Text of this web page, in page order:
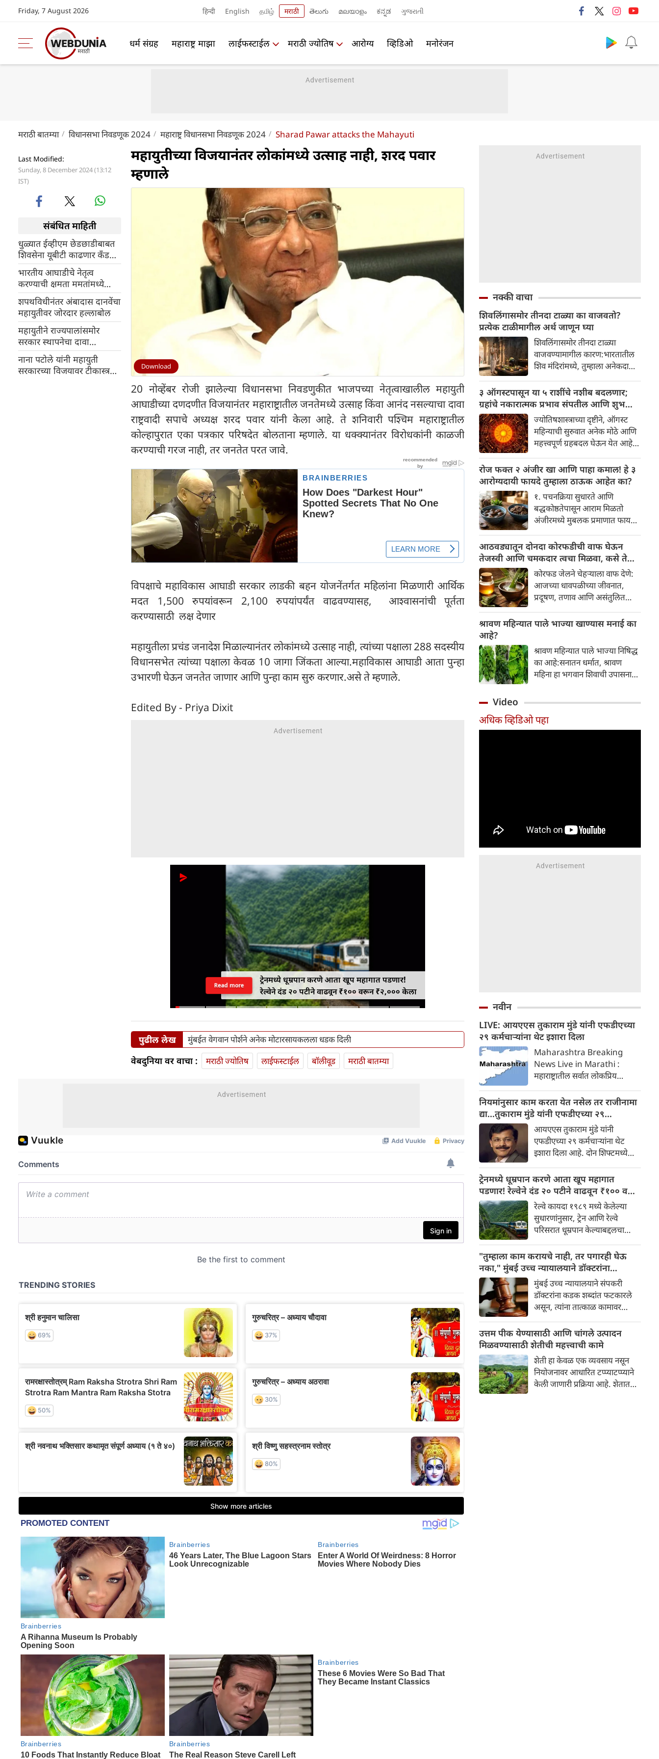
Friday, 7 August 2026 हिन्दी English தமிழ் मराठी తెలుగు മലയാളം ಕನ್ನಡ ગુજરાતી
धर्म संग्रह महाराष्ट्र माझा लाईफस्टाईल मराठी ज्योतिष आरोग्य व्हिडिओ मनोरंजन
मराठी बातम्या विधानसभा निवडणूक 2024 महाराष्ट्र विधानसभा निवडणूक 2024 Sharad Pawar attacks the Mahayuti
Last Modified:
Sunday, 8 December 2024 (13:12
IST)
संबंधित माहिती
धुळ्यात ईव्हीएम छेडछाडीबाबत
शिवसेना यूबीटी काढणार कँडल
मार्च
भारतीय आघाडीचे नेतृत्व
करण्याची क्षमता ममतांमध्ये
आहे'शरद पवारां चे विधान
शपथविधीनंतर अंबादास दानवेंचा
महायुतीवर जोरदार हल्लाबोल
महायुतीने राज्यपालांसमोर
सरकार स्थापनेचा दावा
मांडला,फडणवीस म्हणाले-
नाना पटोले यांनी महायुती
सरकारच्या विजयावर टीकास्त्र
महायुतीच्या विजयानंतर लोकांमध्ये उत्साह नाही, शरद पवार
म्हणाले
Download
20 नोव्हेंबर रोजी झालेल्या विधानसभा निवडणुकीत भाजपच्या नेतृत्वाखालील महायुती
आघाडीच्या दणदणीत विजयानंतर महाराष्ट्रातील जनतेमध्ये उत्साह किंवा आनंद नसल्याचा दावा
राष्ट्रवादी सपाचे अध्यक्ष शरद पवार यांनी केला आहे. ते शनिवारी पश्चिम महाराष्ट्रातील
कोल्हापुरात एका पत्रकार परिषदेत बोलताना म्हणाले. या धक्क्यानंतर विरोधकांनी काळजी
करण्याची गरज नाही, तर जनतेत परत जावे.
विपक्षाचे महाविकास आघाडी सरकार लाडकी बहन योजनेंतर्गत महिलांना मिळणारी आर्थिक
मदत 1,500 रुपयांवरून 2,100 रुपयांपर्यंत वाढवण्यासह, आश्वासनांची पूर्तता
करण्यासाठी लक्ष देणार
महायुतीला प्रचंड जनादेश मिळाल्यानंतर लोकांमध्ये उत्साह नाही, त्यांच्या पक्षाला 288 सदस्यीय
विधानसभेत त्यांच्या पक्षाला केवळ 10 जागा जिंकता आल्या.महाविकास आघाडी आता पुन्हा
उभारणी घेऊन जनतेत जाणार आणि पुन्हा काम सुरु करणार.असे ते म्हणाले.
Edited By - Priya Dixit
ट्रेनमध्ये धूम्रपान करणे आता खूप महागात पडणार!
रेल्वेने दंड २० पटीने वाढवून ₹१०० वरून ₹२,००० केला
Read more
पुढील लेख मुंबईत वेगवान पोर्शने अनेक मोटारसायकलला धडक दिली
वेबदुनिया वर वाचा : मराठी ज्योतिष लाईफस्टाईल बॉलीवूड मराठी बातम्या
नक्की वाचा
शिवलिंगासमोर तीनदा टाळ्या का वाजवतो?
प्रत्येक टाळीमागील अर्थ जाणून घ्या
शिवलिंगासमोर तीनदा टाळ्या
वाजवण्यामागील कारण:भारतातील
शिव मंदिरांमध्ये, तुम्हाला अनेकदा
वाजवताना दिसतील. ही एक सामान्य
प्रथा आहे, पण तुम्ही कधी विचार
केला आहे का की यामागे काय रहस्य
आहे आणि प्रत्येक टाळीचा अर्थ काय
आहे? हा केवळ एक विधी नाही, तर
यामागे खोलवर रुजलेल्या पौराणिक
श्रद्धा, आध्यात्मिक अर्थ आणि काही
वैज्ञानिक तर्कदेखील आहेत. चला, या
अनोख्या परंपरेमागील अर्थ
सविस्तरपणे समजून घेऊया.
३ ऑगस्टपासून या ५ राशींचे नशीब बदलणार;
ग्रहांचे नकारात्मक प्रभाव संपतील आणि शुभ
दिवसांची सुरुवात होईलज्योतिषशास्त्राच्या दृष्टीने, ऑगस्ट
महिन्याची सुरुवात अनेक मोठे आणि
महत्त्वपूर्ण ग्रहबदल घेऊन येत आहे.
हालचाल अनेक राशींच्या जीवनात
सकारात्मक बदल घडवून आणणार
आहे. विशेषतः ३ ऑगस्ट रोजी एक
अत्यंत दुर्मिळ आणि फलदायी
ग्रहस्थिती (संयोग) तयार होत आहे.
या दिवशी तयार होणारे शुभ योग,
ग्रहांची स्थिती आणि या गोचरमुळे
ज्यांचे नशीब उजळणार आहे अशा
भाग्यवान राशींबद्दल आपण जाणून
घेऊया!
रोज फक्त २ अंजीर खा आणि पाहा कमाल! हे ३
आरोग्यदायी फायदे तुम्हाला ठाऊक आहेत का?
१. पचनक्रिया सुधारते आणि
बद्धकोष्ठतेपासून आराम मिळतो
अंजीरमध्ये मुबलक प्रमाणात फायबर
बद्धकोष्ठता, गॅस किंवा अपचनाचा
त्रास होत असेल, तर अंजीर
तुमच्यासाठी वरदान ठरू शकते. हे
आतड्यांची स्वच्छता ठेवण्यास मदत
करते. पचनसंस्था मजबूत करून पोट
साफ होण्यास मदत करते.
आठवड्यातून दोनदा कोरफडीची वाफ घेऊन
तेजस्वी आणि चमकदार त्वचा मिळवा, कसे ते
जाणून घ्या
कोरफड जेलने चेहऱ्याला वाफ देणे:
आजच्या धावपळीच्या जीवनात,
प्रदूषण, तणाव आणि असंतुलित
नकारात्मक परिणाम होऊ शकतो.
होते, ज्यामुळे निस्तेजपणा, मुरुमे
आणि ब्लॅकहेड्स यांसारख्या समस्या
निर्माण होतात.
श्रावण महिन्यात पाले भाज्या खाण्यास मनाई का
आहे?
श्रावण महिन्यात पाले भाज्या निषिद्ध
का आहे:सनातन धर्मात, श्रावण
महिना हा भगवान शिवाची उपासना
दानधर्म आणि सात्विक जीवनशैलीचे
पालन करतात.
Video
अधिक व्हिडिओ पहा
नवीन
LIVE: आयएएस तुकाराम मुंडे यांनी एफडीएच्या
२९ कर्मचाऱ्यांना थेट इशारा दिला
Maharashtra Breaking
News Live in Marathi :
महाराष्ट्रातील सर्वात लोकप्रिय
कडक कार्यशैलीसाठी ओळखले
जाणारे तुकाराम मुंडे पुन्हा एकदा
चर्चेत आले आहे. अन्न व औषध
प्रशासन आयुक्त म्हणून पदभार
स्वीकारल्यानंतर मुंडे यांनी विभागात
शिस्त लागू करण्यास सुरुवात केली
आहे.
नियमांनुसार काम करता येत नसेल तर राजीनामा
द्या…तुकाराम मुंडे यांनी एफडीएच्या २९
कर्मचाऱ्यांना थेट इशाराआयएएस तुकाराम मुंडे यांनी
एफडीएच्या २९ कर्मचाऱ्यांना थेट
इशारा दिला आहे. दोन शिफ्टमध्ये
विरोधात आंदोलन करणाऱ्या
कर्मचाऱ्यांविरुद्ध मुंडे यांनी कठोर
भूमिका घेतली आहे.
ट्रेनमध्ये धूम्रपान करणे आता खूप महागात
पडणार! रेल्वेने दंड २० पटीने वाढवून ₹१०० वरून
₹२,००० केला
रेल्वे कायदा १९८९ मध्ये केलेल्या
सुधारणांनुसार, ट्रेन आणि रेल्वे
परिसरात धूम्रपान केल्याबद्दलचा
पर्यंत वाढवण्यात आला आहे. तिकीट
जप्त करण्याची तरतूदही करण्यात
आली आहे.
"तुम्हाला काम करायचे नाही, तर पगारही घेऊ
नका," मुंबई उच्च न्यायालयाने डॉक्टरांना
फटकारले; संप तात्काळ मागे घेण्याचे आदेश
मुंबई उच्च न्यायालयाने संपकरी
डॉक्टरांना कडक शब्दांत फटकारले
असून, त्यांना तात्काळ कामावर
न्यायालयाने म्हटले आहे, "जर
तुम्हाला काम करायचे नसेल, तर
पगारही घेऊ नका."
उत्तम पीक येण्यासाठी आणि चांगले उत्पादन
मिळवण्यासाठी शेतीची महत्त्वाची कामे
शेती हा केवळ एक व्यवसाय नसून
नियोजनावर आधारित टप्प्याटप्प्याने
केली जाणारी प्रक्रिया आहे. शेतात